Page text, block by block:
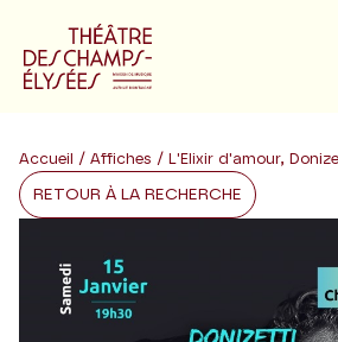
Accueil / Affiches / L'Elixir d'amour,
RETOUR À LA RECHERCHE